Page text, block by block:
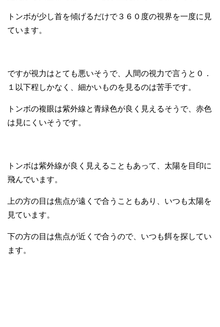
トンボが少し首を傾げるだけで３６０度の視界を一度に見
ています。
ですが視力はとても悪いそうで、人間の視力で言うと０．
１以下程しかなく、細かいものを見るのは苦手です。
トンボの複眼は紫外線と青緑色が良く見えるそうで、赤色
は見にくいそうです。
トンボは紫外線が良く見えることもあって、太陽を目印に
飛んでいます。
上の方の目は焦点が遠くで合うこともあり、いつも太陽を
見ています。
下の方の目は焦点が近くで合うので、いつも餌を探してい
ます。